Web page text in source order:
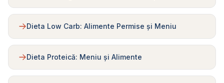
Dieta Low Carb: Alimente Permise și Meniu
Dieta Proteică: Meniu și Alimente